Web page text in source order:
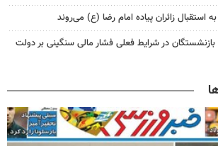
استقبال زائران پیاده امام رضا (ع) می‌روند
در شرایط فعلی فشار مالی سنگینی بر دولت